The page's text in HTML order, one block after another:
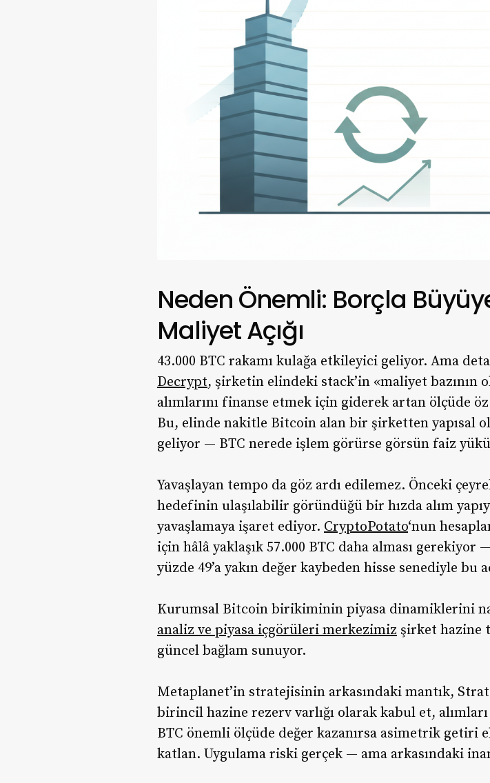
Neden Önemli: Borçla
Maliyet Açığı
43.000 BTC rakamı kulağa etkileyici geliyor. Ama
Decrypt, şirketin elindeki stack’in «maliyet bazının
alımlarını finanse etmek için giderek artan ölçüde
Bu, elinde nakitle Bitcoin alan bir şirketten yapısal
geliyor — BTC nerede işlem görürse görsün faiz
Yavaşlayan tempo da göz ardı edilemez. Önceki
hedefinin ulaşılabilir göründüğü bir hızda alım
yavaşlamaya işaret ediyor. CryptoPotato‘nun
için hâlâ yaklaşık 57.000 BTC daha alması
yüzde 49’a yakın değer kaybeden hisse senediyle bu
Kurumsal Bitcoin birikiminin piyasa dinamiklerini
analiz ve piyasa içgörüleri merkezimiz şirket hazine
güncel bağlam sunuyor.
Metaplanet’in stratejisinin arkasındaki mantık,
birincil hazine rezerv varlığı olarak kabul et, alımları
BTC önemli ölçüde değer kazanırsa asimetrik getiri
katlan. Uygulama riski gerçek — ama arkasındaki